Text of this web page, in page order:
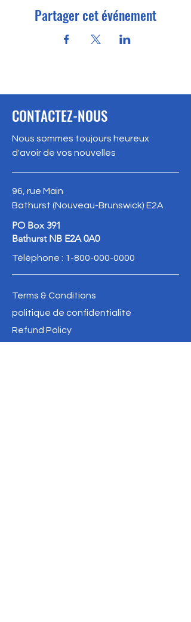
Partager cet événement
CONTACTEZ-NOUS
Nous sommes toujours heureux
d'avoir de vos nouvelles
96, rue Main
Bathurst (Nouveau-Brunswick) E2A
PO Box 391
Bathurst NB E2A 0A0
Téléphone : 1-800-000-0000
Terms & Conditions
politique de confidentialité
Refund Policy